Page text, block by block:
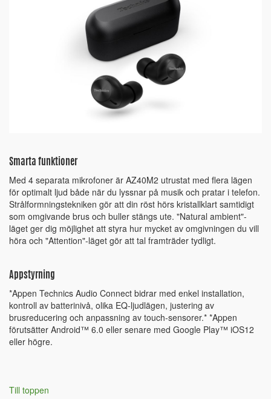
Smarta funktioner
Med 4 separata mikrofoner är AZ40M2 utrustat med flera lägen
för optimalt ljud både när du lyssnar på musik och pratar i telefon.
Strålformningstekniken gör att din röst hörs kristallklart samtidigt
som omgivande brus och buller stängs ute. "Natural ambient"-
läget ger dig möjlighet att styra hur mycket av omgivningen du vill
höra och "Attention"-läget gör att tal framträder tydligt.
Appstyrning
*Appen Technics Audio Connect bidrar med enkel installation,
kontroll av batterinivå, olika EQ-ljudlägen, justering av
brusreducering och anpassning av touch-sensorer.* *Appen
förutsätter Android™ 6.0 eller senare med Google Play™ iOS12
eller högre.
Till toppen